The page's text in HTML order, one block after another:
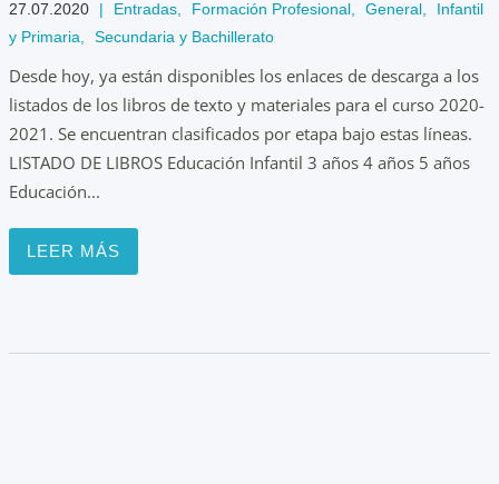
27.07.2020 | Entradas Formación Profesional General
Infantil
y Primaria
Secundaria y Bachillerato
Desde hoy, ya están disponibles los enlaces de descarga a los
listados de los libros de texto y materiales para el curso 2020-
2021. Se encuentran clasificados por etapa bajo estas líneas.
LISTADO DE LIBROS Educación Infantil 3 años 4 años 5 años
Educación...
LEER MÁS